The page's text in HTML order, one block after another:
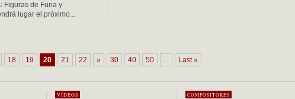
Figuras de Furia y
lugar el próximo...
18 19 20 21 22 » 30 40 50 ... Last »
VÍDEOS COMPOSITORES